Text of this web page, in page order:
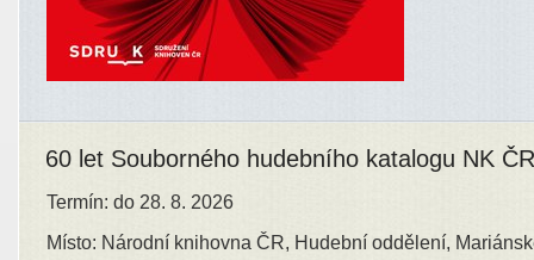
60 let Souborného hudebního katalogu NK ČR
Termín: do 28. 8. 2026
Místo: Národní knihovna ČR, Hudební oddělení,